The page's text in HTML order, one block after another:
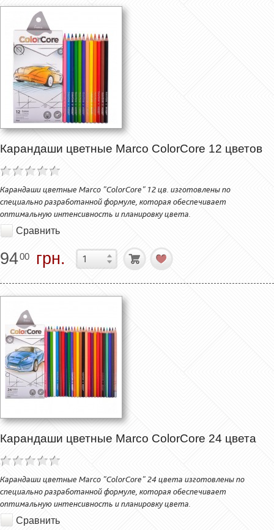
Карандаши цветные Marco ColorCore 12 цветов
Карандаши цветные Marco "ColorCore" 12 цв. изготовлены по
специально разработанной формуле, которая обеспечивает
оптимальную интенсивность и планировку цвета.
Сравнить
9400 грн.
Карандаши цветные Marco ColorCore 24 цвета
Карандаши цветные Marco "ColorCore" 24 цвета изготовлены по
специально разработанной формуле, которая обеспечивает
оптимальную интенсивность и планировку цвета.
Сравнить